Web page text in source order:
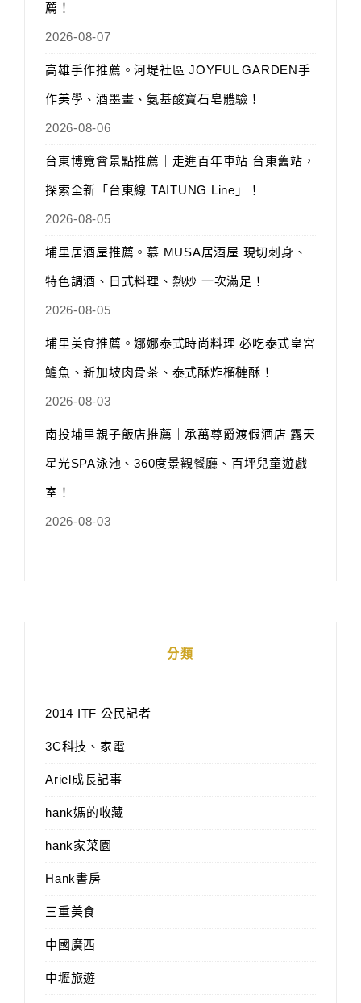
薦！
2026-08-07
高雄手作推薦。河堤社區 JOYFUL GARDEN手
作美學、酒墨畫、氨基酸寶石皂體驗！
2026-08-06
台東博覽會景點推薦｜走進百年車站 台東舊站，
探索全新「台東線 TAITUNG Line」！
2026-08-05
埔里居酒屋推薦。慕 MUSA居酒屋 現切刺身、
特色調酒、日式料理、熱炒 一次滿足！
2026-08-05
埔里美食推薦。娜娜泰式時尚料理 必吃泰式皇宮
鱸魚、新加坡肉骨茶、泰式酥炸榴槤酥！
2026-08-03
南投埔里親子飯店推薦｜承萬尊爵渡假酒店 露天
星光SPA泳池、360度景觀餐廳、百坪兒童遊戲
室！
2026-08-03
分類
2014 ITF 公民記者
3C科技、家電
Ariel成長記事
hank媽的收藏
hank家菜園
Hank書房
三重美食
中國廣西
中壢旅遊